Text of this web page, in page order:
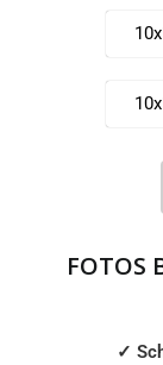
FOTOS
✓